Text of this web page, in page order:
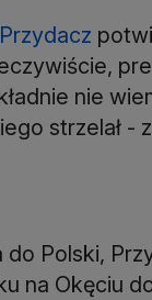
nie
strzelał -
Polski,
na Okęciu